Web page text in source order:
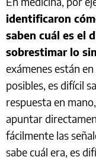
identificaron
saben cuál es el
sobrestimar lo
exámenes están
posibles, es difícil
respuesta en
apuntar
fácilmente las
sabe cuál era, es